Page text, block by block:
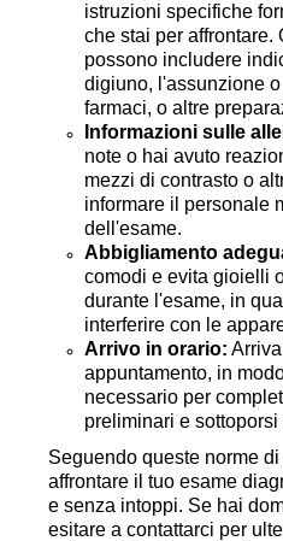
istruzioni specifiche
che stai per affrontare.
possono includere
digiuno, l'assunzione
farmaci, o altre
Informazioni sulle
note o hai avuto
mezzi di contrasto o
informare il personale
dell'esame.
Abbigliamento
comodi e evita gioielli
durante l'esame, in
interferire con le
Arrivo in orario:
appuntamento, in
necessario per
preliminari e
Seguendo queste norme
affrontare il tuo esame
e senza intoppi. Se hai
esitare a contattarci per